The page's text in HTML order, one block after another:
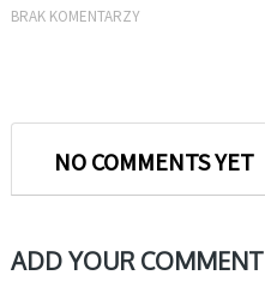
BRAK KOMENTARZY
NO COMMENTS YET
ADD YOUR COMMENT